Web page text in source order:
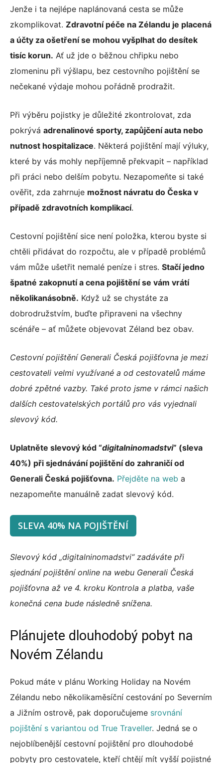
Jenže i ta nejlépe naplánovaná cesta se může
zkomplikovat. Zdravotní péče na Zélandu je placená
a účty za ošetření se mohou vyšplhat do desítek
tisíc korun. Ať už jde o běžnou chřipku nebo
zlomeninu při výšlapu, bez cestovního pojištění se
nečekané výdaje mohou pořádně prodražit.
Při výběru pojistky je důležité zkontrolovat, zda
pokrývá adrenalinové sporty, zapůjčení auta nebo
nutnost hospitalizace. Některá pojištění mají výluky,
které by vás mohly nepříjemně překvapit – například
při práci nebo delším pobytu. Nezapomeňte si také
ověřit, zda zahrnuje možnost návratu do Česka v
případě zdravotních komplikací.
Cestovní pojištění sice není položka, kterou byste si
chtěli přidávat do rozpočtu, ale v případě problémů
vám může ušetřit nemalé peníze i stres. Stačí jedno
špatné zakopnutí a cena pojištění se vám vrátí
několikanásobně. Když už se chystáte za
dobrodružstvím, buďte připraveni na všechny
scénáře – ať můžete objevovat Zéland bez obav.
Cestovní pojištění Generali Česká pojišťovna je mezi
cestovateli velmi využívané a od cestovatelů máme
dobré zpětné vazby. Také proto jsme v rámci našich
dalších cestovatelských portálů pro vás vyjednali
slevový kód.
Uplatněte slevový kód “digitalninomadstvi” (sleva
40%) při sjednávání pojištění do zahraničí od
Generali Česká pojišťovna. Přejděte na web a
nezapomeňte manuálně zadat slevový kód.
SLEVA 40% NA POJIŠTĚNÍ
Slevový kód „digitalninomadstvi“ zadáváte při
sjednání pojištění online na webu Generali Česká
pojišťovna až ve 4. kroku Kontrola a platba, vaše
konečná cena bude následně snížena.
Plánujete dlouhodobý pobyt na
Novém Zélandu
Pokud máte v plánu Working Holiday na Novém
Zélandu nebo několikaměsíční cestování po Severním
a Jižním ostrově, pak doporučujeme srovnání
pojištění s variantou od True Traveller. Jedná se o
nejoblíbenější cestovní pojištění pro dlouhodobé
pobyty pro cestovatele, kteří chtějí mít vyšší pojistné